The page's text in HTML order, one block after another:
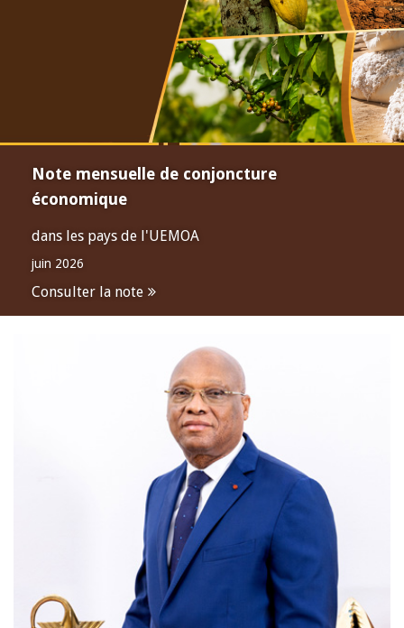
Note mensuelle de conjoncture
économique
dans les pays de l'UEMOA
juin 2026
Consulter la note